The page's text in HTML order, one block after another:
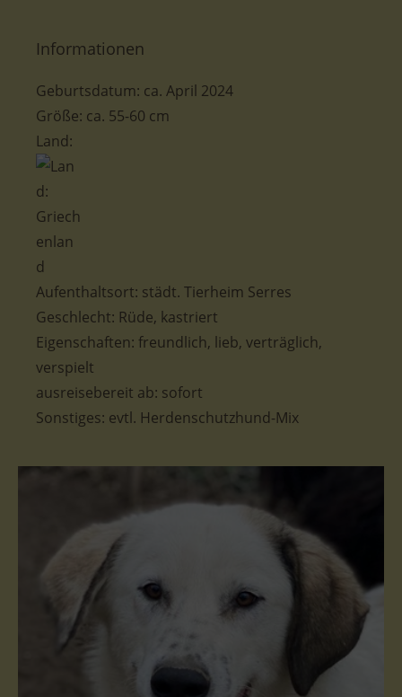
Informationen
Geburtsdatum: ca. April 2024
Größe: ca. 55-60 cm
Land:
Aufenthaltsort: städt. Tierheim Serres
Geschlecht: Rüde, kastriert
Eigenschaften: freundlich, lieb, verträglich,
verspielt
ausreisebereit ab: sofort
Sonstiges: evtl. Herdenschutzhund-Mix